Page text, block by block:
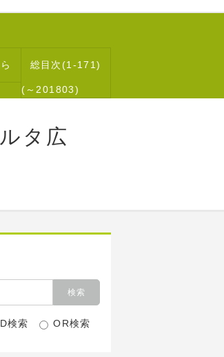
総目次(1-171)
(～201803)
タ広
検索 OR検索